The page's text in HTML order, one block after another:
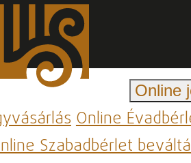
Online
Online
Szabadbérlet